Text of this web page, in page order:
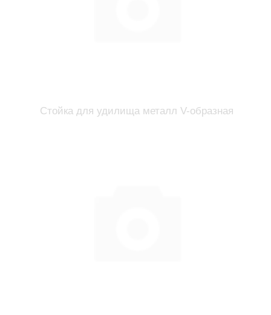
Стойка для удилища металл V-образная